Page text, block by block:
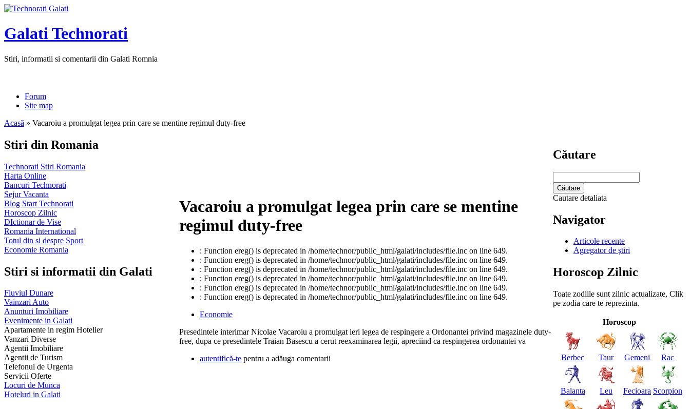
Galati Technorati
Stiri, informatii si comentarii din Galati Romnia
Forum
Site map
Acasă » Vacaroiu a promulgat legea prin care se mentine regimul duty-free
Stiri din Romania
Technorati Stiri Romania
Harta Online
Bancuri Technorati
Sejur Vacanta
Blog Start Technorati
Horoscop Zilnic
DIctionar de Vise
Romania International
Totul din si despre Sport
Economie Romania
Stiri si informatii din Galati
Fluviul Dunare
Vainzari Auto
Anunturi Imobiliare
Evenimente in Galati
Apartamente in regim Hotelier
Vanzari Diverse
Agentii Imobiliare
Agentii de Turism
Telefonul de Urgenta
Servicii Oferte
Locuri de Munca
Hoteluri in Galati
Vacaroiu a promulgat legea prin care se mentine
regimul duty-free
: Function ereg() is deprecated in /home/technor/public_html/galati/includes/file.inc on line 649.
: Function ereg() is deprecated in /home/technor/public_html/galati/includes/file.inc on line 649.
: Function ereg() is deprecated in /home/technor/public_html/galati/includes/file.inc on line 649.
: Function ereg() is deprecated in /home/technor/public_html/galati/includes/file.inc on line 649.
: Function ereg() is deprecated in /home/technor/public_html/galati/includes/file.inc on line 649.
: Function ereg() is deprecated in /home/technor/public_html/galati/includes/file.inc on line 649.
Economie
Presedintele interimar Nicolae Vacaroiu a promulgat ieri legea de respingere a Ordonantei privind magazinele duty-
free, dupa ce presedintele Traian Basescu a cerut reexaminarea legii, apreciind ca respingerea ordonantei va
autentifică-te pentru a adăuga comentarii
Căutare
Cautare detaliata
Navigator
Articole recente
Agregator de ştiri
Horoscop Zilnic
Toate zodiile sunt zilnic actualizate, Clik
pe zodia care te reprezinta.
Horoscop
Berbec Taur Gemeni Rac
Balanta Leu Fecioara Scorpion